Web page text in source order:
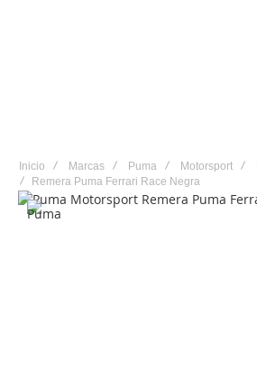
Inicio Marcas Puma Motorsport
Remera Puma Ferrari Race Negra